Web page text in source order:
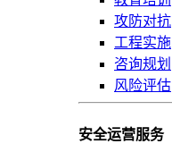
攻防对抗
工程实施
咨询规划
风险评估
安全运营服务